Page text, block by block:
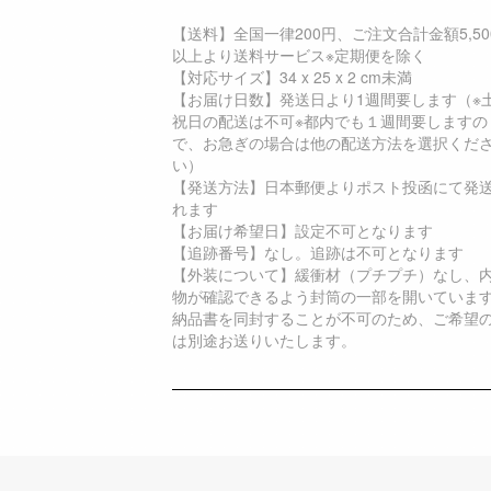
【送料】全国一律200円、ご注文合計金額
以上より送料サービス※定期便を除く
【対応サイズ】34 x 25 x 2 cm未満
【お届け日数】発送日より1週間要します（※
祝日の配送は不可※都内でも１週間要しますの
で、お急ぎの場合は他の配送方法を選択くださ
い）
【発送方法】日本郵便よりポスト投函にて発
れます
【お届け希望日】設定不可となります
【追跡番号】なし。追跡は不可となります
【外装について】緩衝材（プチプチ）なし、
物が確認できるよう封筒の一部を開いています
納品書を同封することが不可のため、ご希望
は別途お送りいたします。